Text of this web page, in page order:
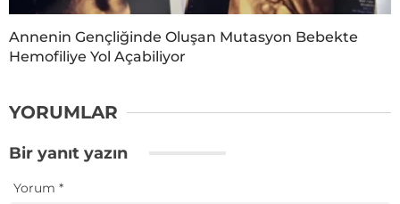
Annenin Gençliğinde Oluşan Mutasyon Bebekte
Hemofiliye Yol Açabiliyor
YORUMLAR
Bir yanıt yazın
Yorum *